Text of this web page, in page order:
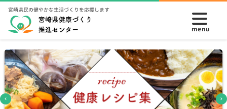
宮崎県民の健やかな生活づくりを応援します